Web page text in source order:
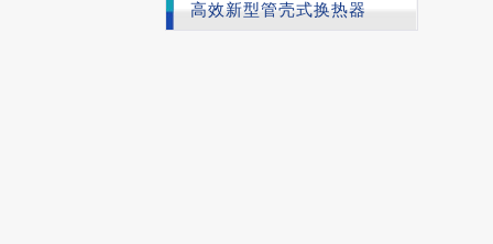
高效新型管壳式换热器